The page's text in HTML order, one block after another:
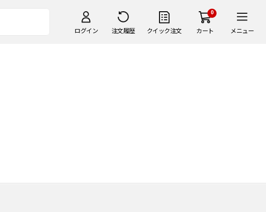
ログイン 注文履歴 クイック注文
0
カート メニュー